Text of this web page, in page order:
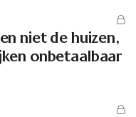
niet de huizen,
onbetaalbaar